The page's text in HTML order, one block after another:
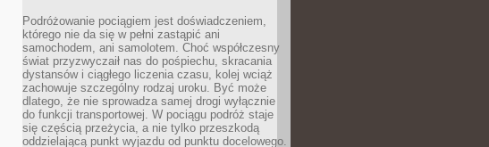
Podróżowanie pociągiem jest doświadczeniem,
którego nie da się w pełni zastąpić ani
samochodem, ani samolotem. Choć współczesny
świat przyzwyczaił nas do pośpiechu, skracania
dystansów i ciągłego liczenia czasu, kolej wciąż
zachowuje szczególny rodzaj uroku. Być może
dlatego, że nie sprowadza samej drogi wyłącznie
do funkcji transportowej. W pociągu podróż staje
się częścią przeżycia, a nie tylko przeszkodą
oddzielającą punkt wyjazdu od punktu docelowego.